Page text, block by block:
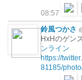
08:57
鈴風つかさ
HxHのゲン
ンライン
https://
81185/